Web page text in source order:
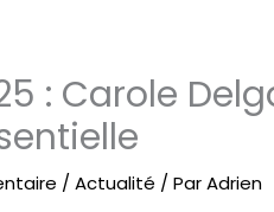
: Carole
/Actualité / ParAdrien